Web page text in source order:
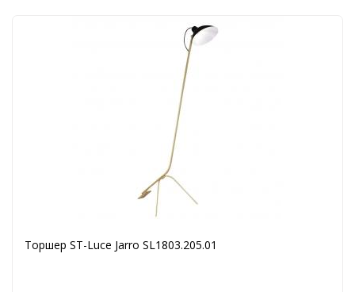
Торшер ST-Luce Jarro SL1803.205.01